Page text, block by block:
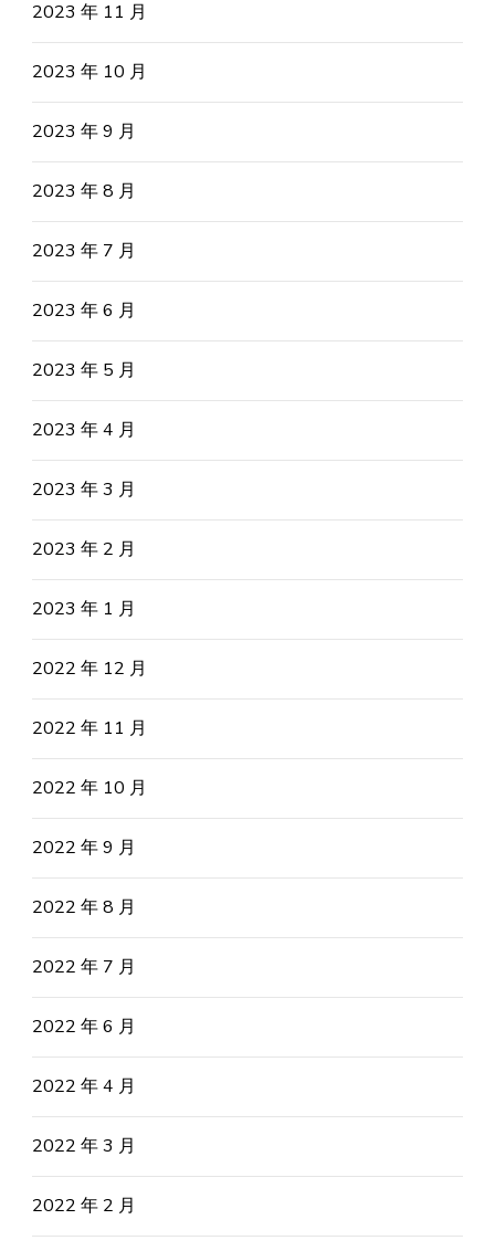
2023 年 11 月
2023 年 10 月
2023 年 9 月
2023 年 8 月
2023 年 7 月
2023 年 6 月
2023 年 5 月
2023 年 4 月
2023 年 3 月
2023 年 2 月
2023 年 1 月
2022 年 12 月
2022 年 11 月
2022 年 10 月
2022 年 9 月
2022 年 8 月
2022 年 7 月
2022 年 6 月
2022 年 4 月
2022 年 3 月
2022 年 2 月